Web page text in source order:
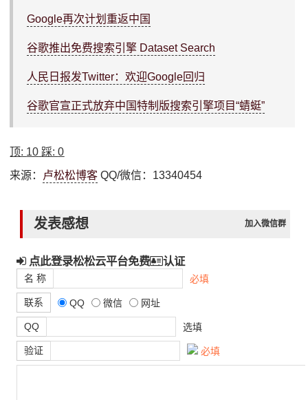
Google再次计划重返中国
谷歌推出免费搜索引擎 Dataset Search
人民日报发Twitter：欢迎Google回归
谷歌官宣正式放弃中国特制版搜索引擎项目“蜻蜓”
顶: 10 踩:0
来源： 卢松松博客 QQ/微信：13340454
发表感想 加入微信群
点此登录松松云平台免费 认证
名 称 必填
联系 QQ 微信 网址
QQ 选填
验证 必填